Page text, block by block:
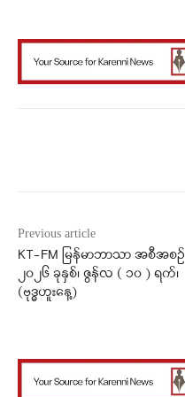
Previous article
KT-FM မြန်မာဘာသာ အစီအစဉ်
၂၀၂၆ ခုနှစ်၊ ဇွန်လ ( ၁၀ ) ရက်၊
(ဗုဒ္ဓဟူးနေ့)